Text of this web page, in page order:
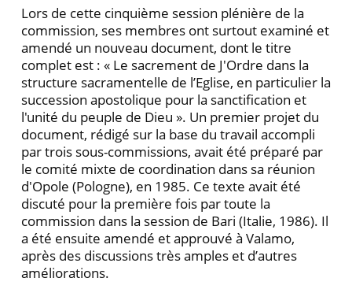
Lors de cette cinquième session plénière de la
commission, ses membres ont surtout examiné et
amendé un nouveau document, dont le titre
complet est : « Le sacrement de J'Ordre dans la
structure sacramentelle de l’Eglise, en particulier la
succession apostolique pour la sanctification et
l'unité du peuple de Dieu ». Un premier projet du
document, rédigé sur la base du travail accompli
par trois sous-commissions, avait été préparé par
le comité mixte de coordination dans sa réunion
d'Opole (Pologne), en 1985. Ce texte avait été
discuté pour la première fois par toute la
commission dans la session de Bari (Italie, 1986). Il
a été ensuite amendé et approuvé à Valamo,
après des discussions très amples et d’autres
améliorations.